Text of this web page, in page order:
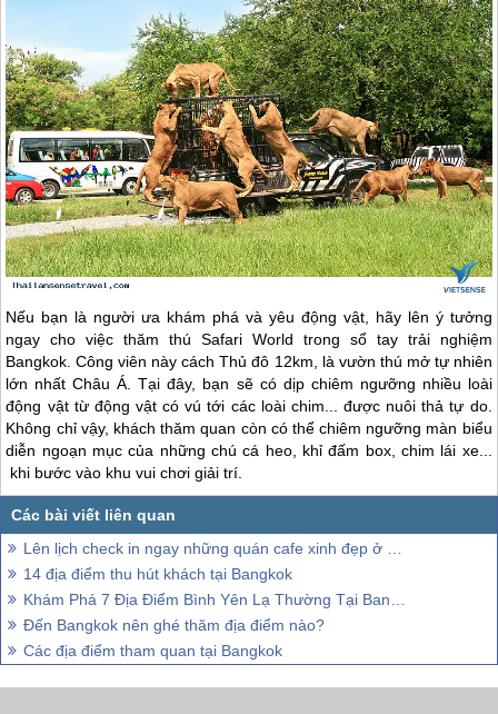
Nếu bạn là người ưa khám phá và yêu động vật, hãy lên ý tưởng
ngay cho việc thăm thú Safari World trong sổ tay trải nghiệm
Bangkok. Công viên này cách Thủ đô 12km, là vườn thú mở tự nhiên
lớn nhất Châu Á. Tại đây, bạn sẽ có dịp chiêm ngưỡng nhiều loài
động vật từ động vật có vú tới các loài chim... được nuôi thả tự do.
Không chỉ vậy, khách thăm quan còn có thể chiêm ngưỡng màn biểu
diễn ngoạn mục của những chú cá heo, khỉ đấm box, chim lái xe...
khi bước vào khu vui chơi giải trí.
Lên lịch check in ngay những quán cafe xinh đẹp ở Bangkok
14 địa điểm thu hút khách tại Bangkok
Khám Phá 7 Địa Điểm Bình Yên Lạ Thường Tại Bangkok
Đến Bangkok nên ghé thăm địa điểm nào?
Các địa điểm tham quan tại Bangkok